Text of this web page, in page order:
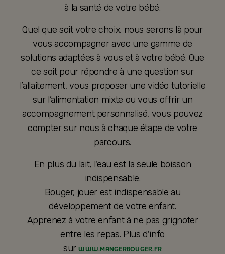
à la santé de votre bébé.
Quel que soit votre choix, nous serons là pour
vous accompagner avec une gamme de
solutions adaptées à vous et à votre bébé. Que
ce soit pour répondre à une question sur
l’allaitement, vous proposer une vidéo tutorielle
sur l’alimentation mixte ou vous offrir un
accompagnement personnalisé, vous pouvez
compter sur nous à chaque étape de votre
parcours.
En plus du lait, l'eau est la seule boisson
indispensable.
Bouger, jouer est indispensable au
développement de votre enfant.
Apprenez à votre enfant à ne pas grignoter
entre les repas. Plus d'info
surWWW.MANGERBOUGER.FR